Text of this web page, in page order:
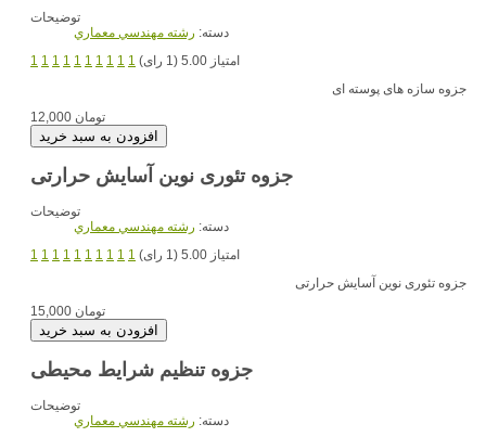
توضیحات
دسته: رشته مهندسي معماري
1 1 1 1 1 1 1 1 1 1
امتیاز 5.00 (1 رای)
جزوه سازه های پوسته ای
12,000 تومان
جزوه تئوری نوین آسایش حرارتی
توضیحات
دسته: رشته مهندسي معماري
1 1 1 1 1 1 1 1 1 1
امتیاز 5.00 (1 رای)
جزوه تئوری نوین آسایش حرارتی
15,000 تومان
جزوه تنظیم شرایط محیطی
توضیحات
دسته: رشته مهندسي معماري